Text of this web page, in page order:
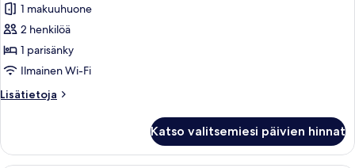
1 makuuhuone
2 henkilöä
1 parisänky
Ilmainen Wi-Fi
Lisätietoja
Lisätietoja
1
parisänky,
Katso valitsemiesi päivien hinnat